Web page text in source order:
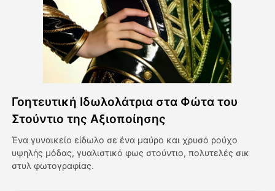
Άλλα Μέσα
Δείτε όλα τα πρότυπα
Γκαλερί
Blog
Γοητευτική Ιδωλολάτρια στα Φώτα του
Στούντιο της Αξιοποίησης
Ένα γυναικείο είδωλο σε ένα μαύρο και χρυσό ρούχο
υψηλής μόδας, γυαλιστικό φως στούντιο, πολυτελές σικ
στυλ φωτογραφίας.